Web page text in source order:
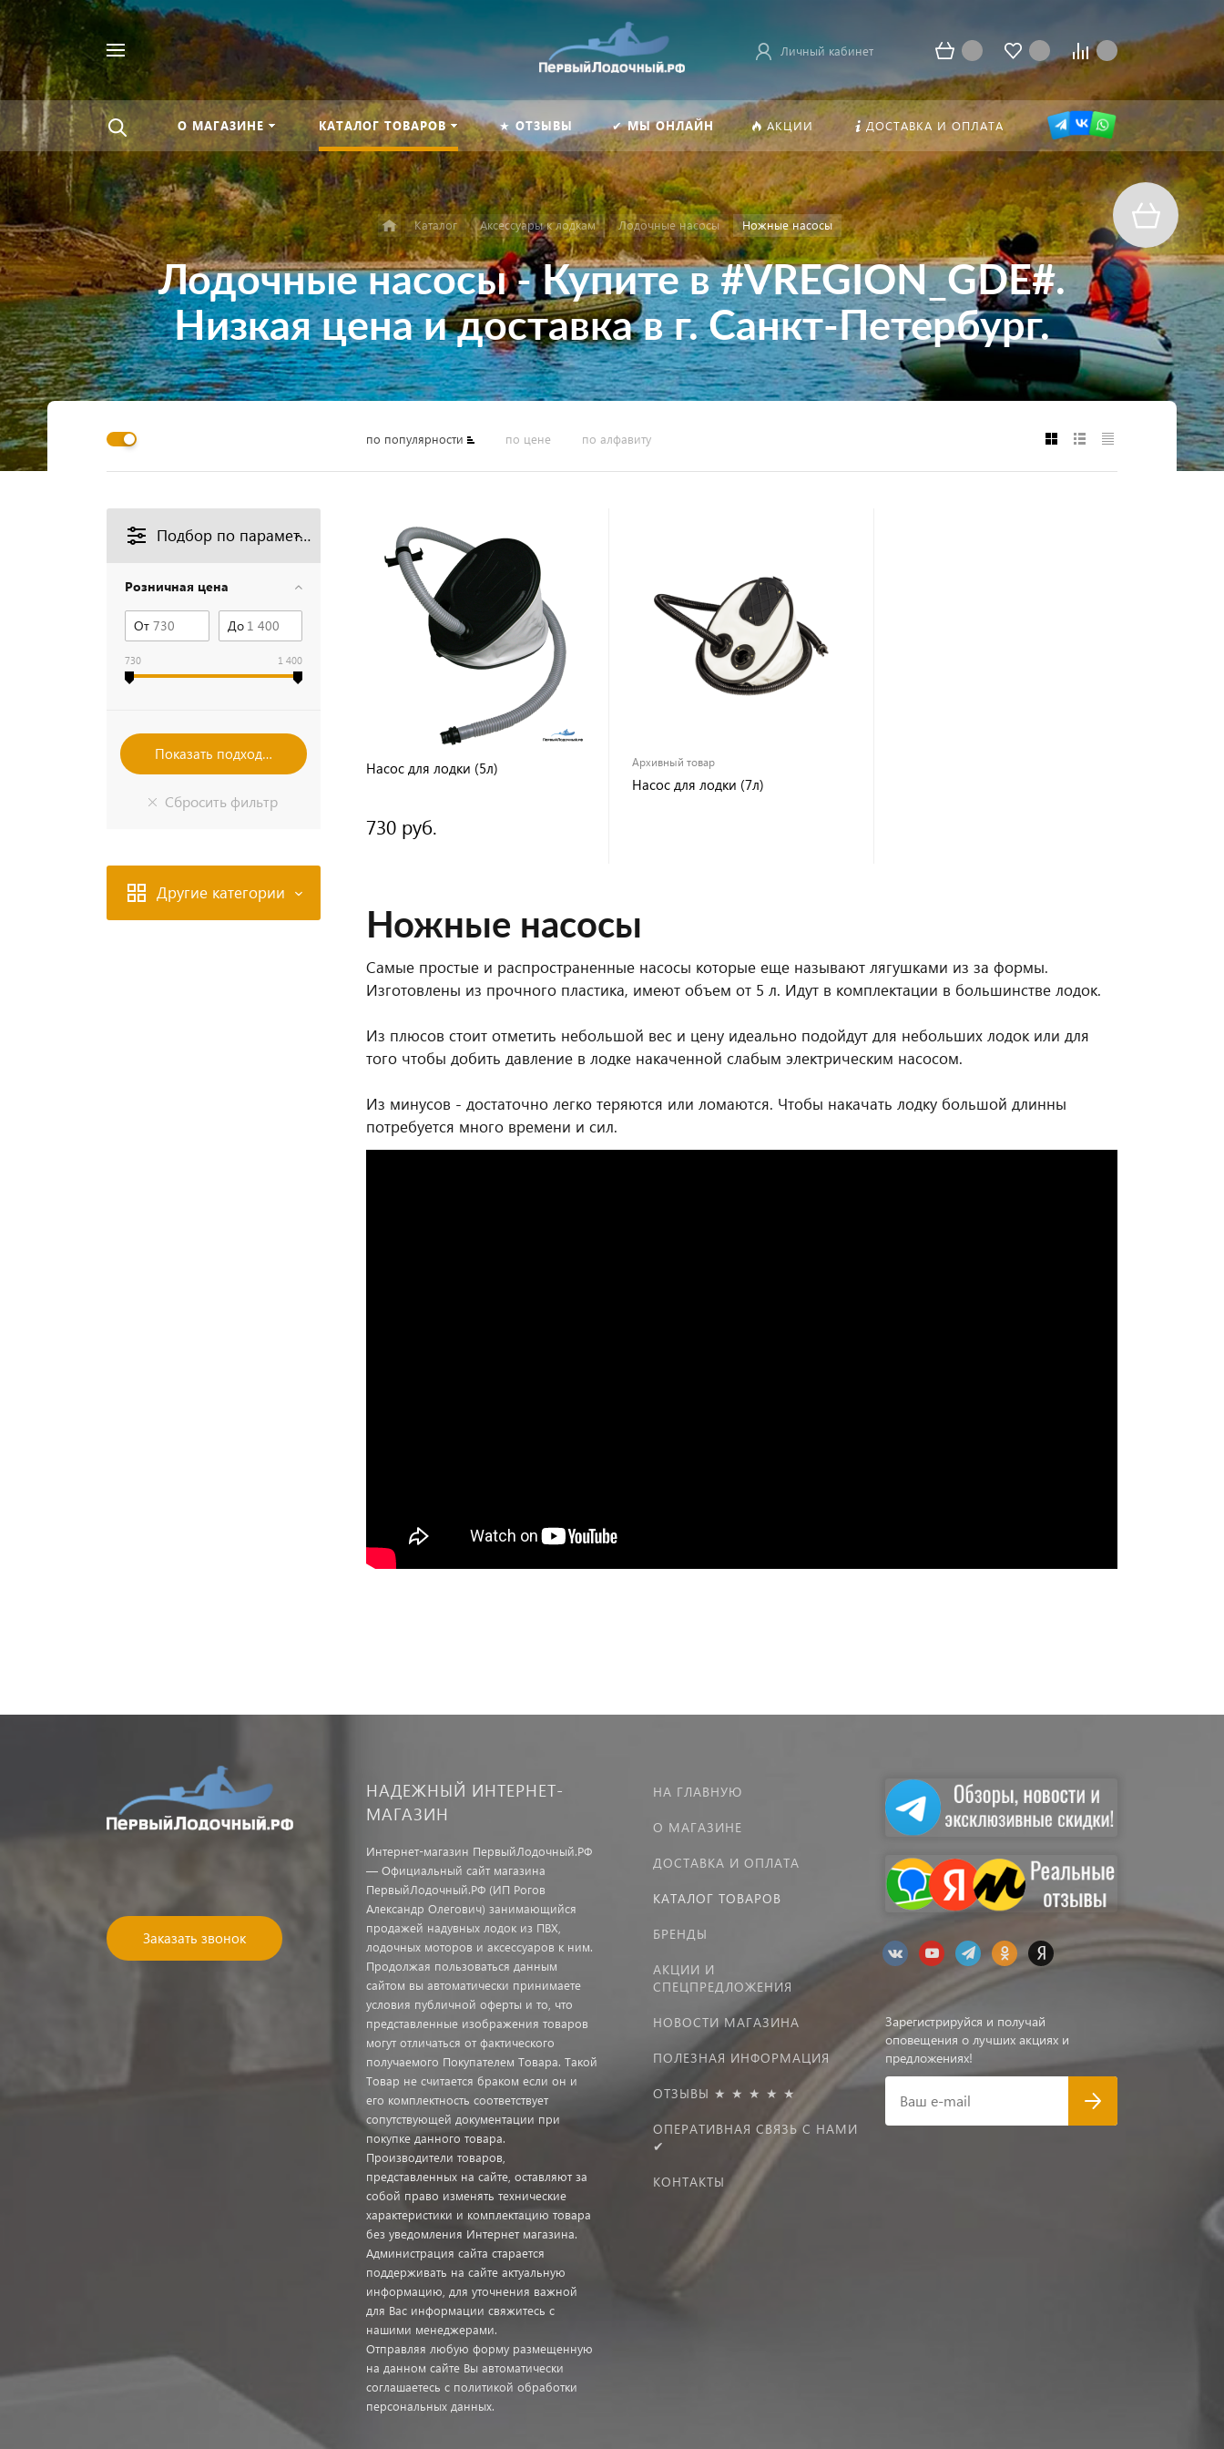
вездеНайти
Личный кабинет
О МАГАЗИНЕ КАТАЛОГ ТОВАРОВ ★ ОТЗЫВЫ ✔ МЫ ОНЛАЙН АКЦИИ ДОСТАВКА И ОПЛАТА
Каталог Аксессуары к лодкам Лодочные насосы Ножные насосы
Лодочные насосы - Купите в #VREGION_GDE#.
Низкая цена и доставка в г. Санкт-Петербург.
по популярности по цене по алфавиту
Подбор по параметрам
Розничная цена
От До
730 1 400
Другие категории
Насос для лодки (5л)
730 руб.
Архивный товар
Насос для лодки (7л)
Ножные насосы
Самые простые и распространенные насосы которые еще называют лягушками из за формы.
Изготовлены из прочного пластика, имеют объем от 5 л. Идут в комплектации в большинстве лодок.
Из плюсов стоит отметить небольшой вес и цену идеально подойдут для небольших лодок или для
того чтобы добить давление в лодке накаченной слабым электрическим насосом.
Из минусов - достаточно легко теряются или ломаются. Чтобы накачать лодку большой длинны
потребуется много времени и сил.
Заказать звонок
НАДЕЖНЫЙ ИНТЕРНЕТ-
МАГАЗИН
Интернет-магазин ПервыйЛодочный.РФ
— Официальный сайт магазина
ПервыйЛодочный.РФ (ИП Рогов
Александр Олегович) занимающийся
продажей надувных лодок из ПВХ,
лодочных моторов и аксессуаров к ним.
Продолжая пользоваться данным
сайтом вы автоматически принимаете
условия публичной оферты и то, что
представленные изображения товаров
могут отличаться от фактического
получаемого Покупателем Товара. Такой
Товар не считается браком если он и
его комплектность соответствует
сопутствующей документации при
покупке данного товара.
Производители товаров,
представленных на сайте, оставляют за
собой право изменять технические
характеристики и комплектацию товара
без уведомления Интернет магазина.
Администрация сайта старается
поддерживать на сайте актуальную
информацию, для уточнения важной
для Вас информации свяжитесь с
нашими менеджерами.
Отправляя любую форму размещенную
на данном сайте Вы автоматически
соглашаетесь с политикой обработки
персональных данных.
НА ГЛАВНУЮ
О МАГАЗИНЕ
ДОСТАВКА И ОПЛАТА
КАТАЛОГ ТОВАРОВ
БРЕНДЫ
АКЦИИ И
СПЕЦПРЕДЛОЖЕНИЯ
НОВОСТИ МАГАЗИНА
ПОЛЕЗНАЯ ИНФОРМАЦИЯ
ОТЗЫВЫ ★ ★ ★ ★ ★
ОПЕРАТИВНАЯ СВЯЗЬ С НАМИ
✔
КОНТАКТЫ
Зарегистрируйся и получай
оповещения о лучших акциях и
предложениях!
Ваш e-mail